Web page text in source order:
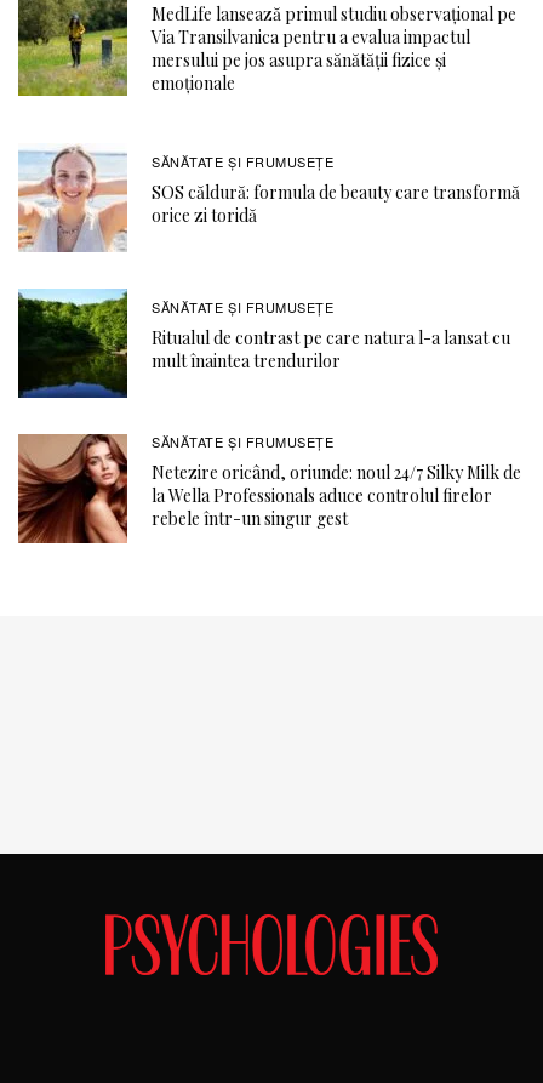
MedLife lansează primul studiu observațional pe
Via Transilvanica pentru a evalua impactul
mersului pe jos asupra sănătății fizice și
emoționale
SĂNĂTATE ŞI FRUMUSEȚE
SOS căldură: formula de beauty care transformă
orice zi toridă
SĂNĂTATE ŞI FRUMUSEȚE
Ritualul de contrast pe care natura l-a lansat cu
mult înaintea trendurilor
SĂNĂTATE ŞI FRUMUSEȚE
Netezire oricând, oriunde: noul 24/7 Silky Milk de
la Wella Professionals aduce controlul firelor
rebele într-un singur gest